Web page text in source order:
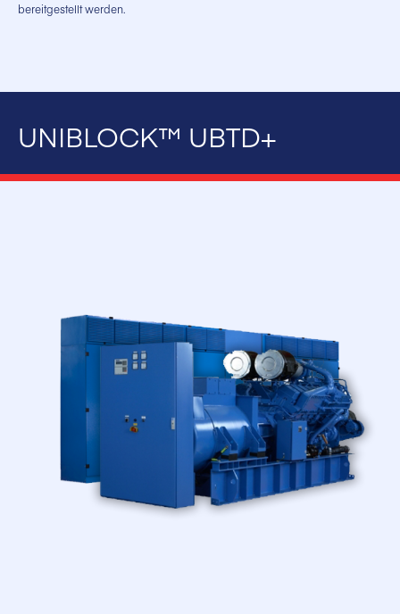
bereitgestellt werden.
UNIBLOCK™ UBTD+